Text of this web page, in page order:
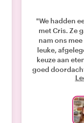
"We hadden
met Cris. Ze
nam ons
leuke,
keuze aan
goed
erg leuk
brengen.
ze erop dat
afmaakten en